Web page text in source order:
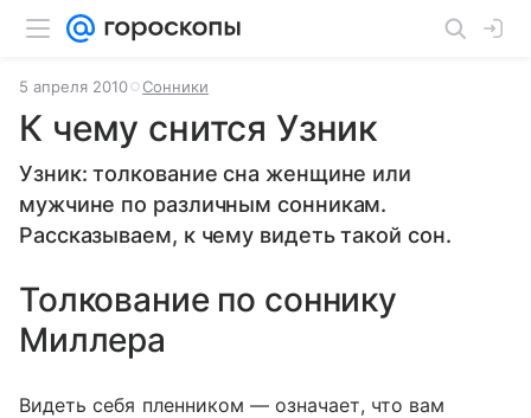
5 апреля 2010 Сонники
К чему снится Узник
Узник: толкование сна женщине или
мужчине по различным сонникам.
Рассказываем, к чему видеть такой сон.
Толкование по соннику
Миллера
Видеть себя пленником — означает, что вам